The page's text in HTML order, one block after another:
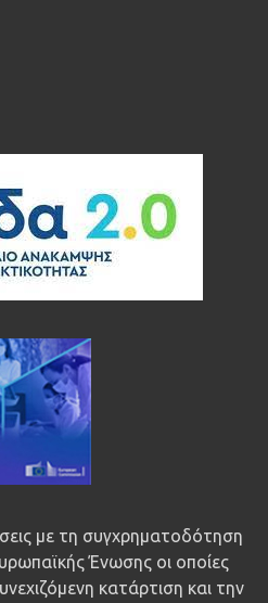
με τη συγχρηματοδότηση
Ένωσης οι οποίες
κατάρτιση και την